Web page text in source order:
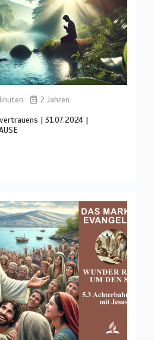
2 Jahren
| 31.07.2024 |